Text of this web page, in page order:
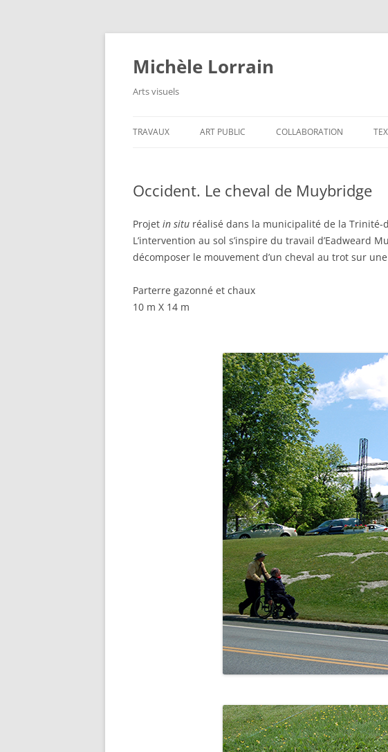
Aller
contenu
Michèle Lorrain
Arts visuels
TRAVAUX ART PUBLIC COLLABORATION
Occident. Le cheval de Muybridge
Projet in situ réalisé dans la municipalité de la Trinité-
L’intervention au sol s’inspire du travail d’Eadweard
décomposer le mouvement d’un cheval au trot sur
Parterre gazonné et chaux
10 m X 14 m